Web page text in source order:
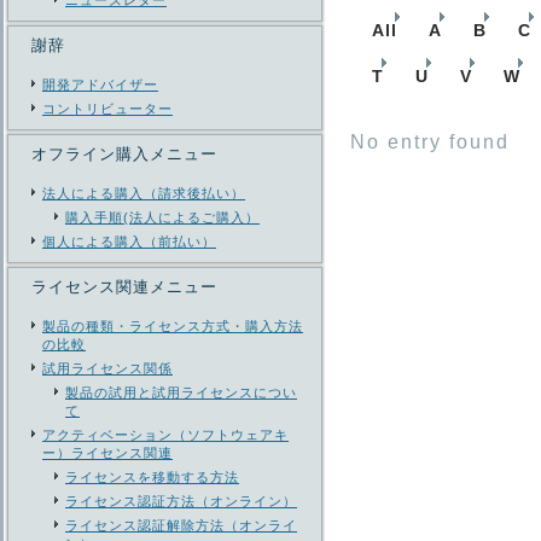
謝辞
開発アドバイザー
コントリビューター
オフライン購入メニュー
法人による購入（請求後払い）
購入手順(法人によるご購入）
個人による購入（前払い）
ライセンス関連メニュー
製品の種類・ライセンス方式・購入方法
の比較
試用ライセンス関係
製品の試用と試用ライセンスについ
て
アクティベーション（ソフトウェアキ
ー）ライセンス関連
ライセンスを移動する方法
ライセンス認証方法（オンライン）
ライセンス認証解除方法（オンライ
All A B C
T U V W
No entry found